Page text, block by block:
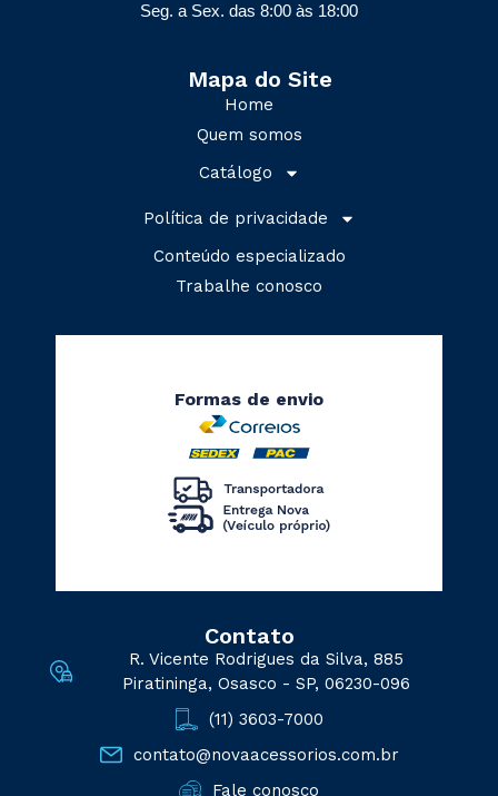
Seg. a Sex. das 8:00 às 18:00
Mapa do Site
Home
Quem somos
Catálogo
Política de privacidade
Conteúdo especializado
Trabalhe conosco
Formas de envio
Contato
R. Vicente Rodrigues da Silva, 885
Piratininga, Osasco - SP, 06230-096
(11) 3603-7000
contato@novaacessorios.com.br
Fale conosco